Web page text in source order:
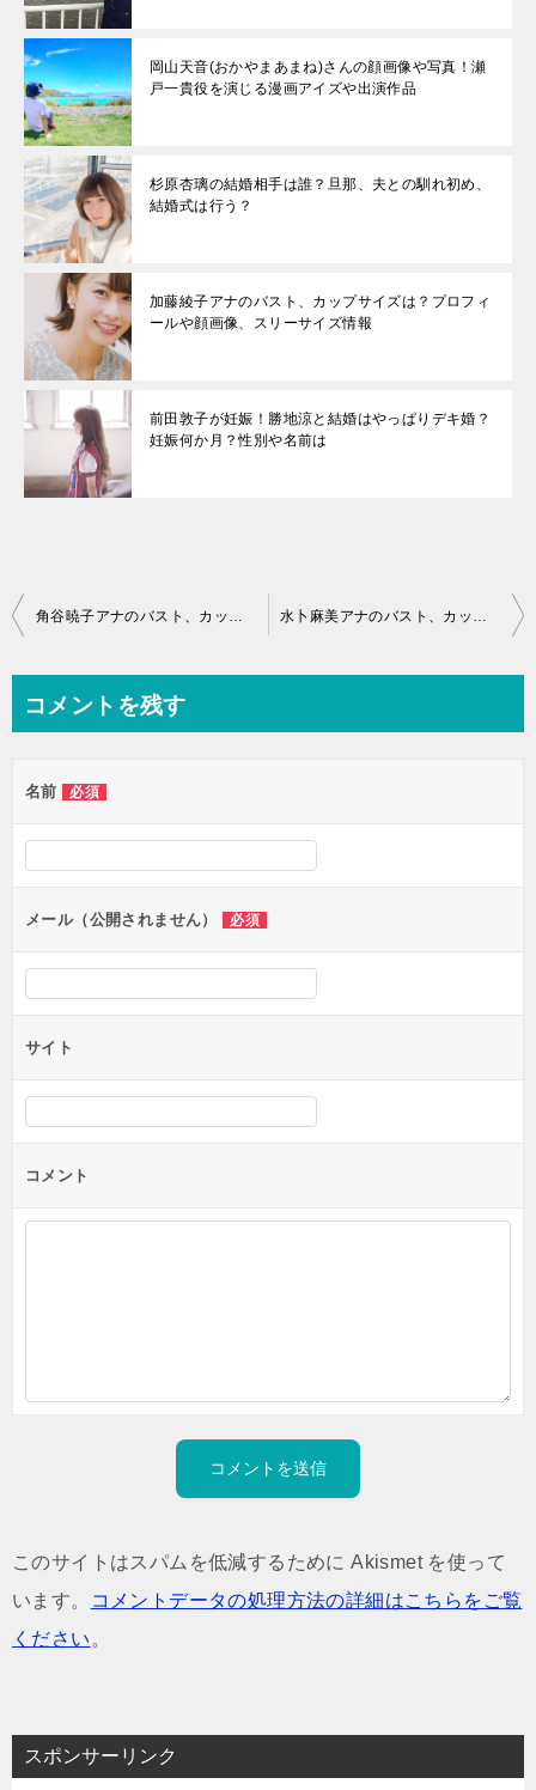
岡山天音(おかやまあまね)さんの顔画像や写真！瀬
戸一貴役を演じる漫画アイズや出演作品
杉原杏璃の結婚相手は誰？旦那、夫との馴れ初め、
結婚式は行う？
加藤綾子アナのバスト、カップサイズは？プロフィ
ールや顔画像、スリーサイズ情報
前田敦子が妊娠！勝地涼と結婚はやっぱりデキ婚？
妊娠何か月？性別や名前は
投
ビ
ー
シ
ン
角谷暁子アナのバスト、カップサイズは？プロフィールや顔画像、スリーサイズ情報 水卜麻美アナのバスト、カップサイズは？プロフィールや顔画像、スリーサイズ情報
コメントを残す
名前 必須
メール（公開されません） 必須
サイト
コメント
このサイトはスパムを低減するために Akismet を使って
います。
コメントデータの処理方法の詳細はこちらをご覧
ください 。
スポンサーリンク